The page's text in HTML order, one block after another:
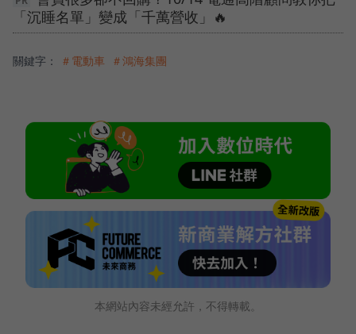
「沉睡名單」變成「千萬營收」🔥
關鍵字： ＃電動車 ＃鴻海集團
本網站內容未經允許，不得轉載。